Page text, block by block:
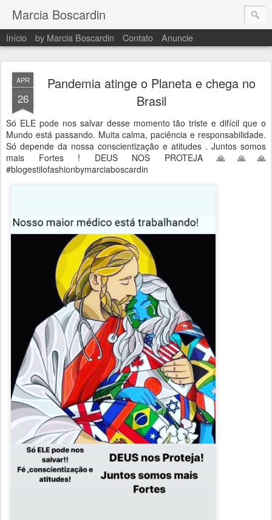
Marcia Boscardin
Início by Marcia Boscardin Contato Anuncie
APR
26
Pandemia atinge o Planeta e chega no
Brasil
Só ELE pode nos salvar desse momento tão triste e difícil que o
Mundo está passando. Muita calma, paciência e responsabilidade.
Só depende da nossa conscientização e atitudes . Juntos somos
mais Fortes ! DEUS NOS PROTEJA 🙏🙏🙏
#blogestilofashionbymarciaboscardin